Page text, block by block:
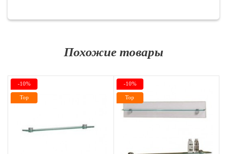
Похожие товары
-10%
Top
-10%
Top